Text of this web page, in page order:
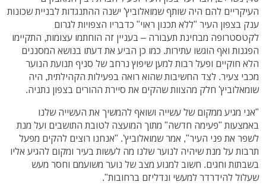
העיקריים להם היה שותף שמואלוביץ' ישנה ההתנגדות לבניית שכונות
ענק בצפון העיר "ללא תכנון ראוי" כדבריו הצפויות לגרום
לקטסטרופה מבחינת תעבורה – בעניין זה הוחתמו עצומות, התקיימו
הפגנות ואף הוגשו עתירות. כמו כן הביע את דעתו בנושא המסננים
הלא חוקיים ופעל רבות למען שיפוץ נרחב של סניף תנועת הנוער
מכבי צעיר. לצד החשיבות שהוא רואה בפעילות הקהילתית, היה
שומאלוביץ' חלק מהצוות שהקים את סיירת ההורים בצפון נתניה.
"אני מגיע ממקום של עשייה ושואף להמשיך את העשייה שלנו
באמצעות "פעימה חדשה" מתוך המועצה לטובת התושבים ועל מנת
לשפר את פני העיר", אמר שמואלוביץ'. "אנחנו רוצים להקים מפעל
תרבות על מנת שיהיה לנוער שלנו מה לעשות בעיר ומקום להגיע אליו
בשבתות וחגים. חשוב למנוע מצב של נוער משועמם וחסר מעש
שעלול להידרדר למעשי ונדליזם ברחובות".